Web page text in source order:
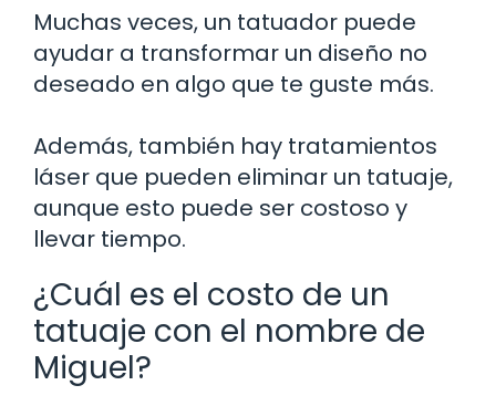
Muchas veces, un tatuador puede
ayudar a transformar un diseño no
deseado en algo que te guste más.
Además, también hay tratamientos
láser que pueden eliminar un tatuaje,
aunque esto puede ser costoso y
llevar tiempo.
¿Cuál es el costo de un
tatuaje con el nombre de
Miguel?